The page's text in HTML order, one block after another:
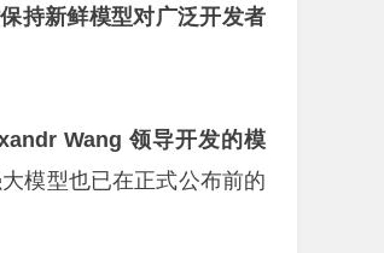
持新鲜模型对广泛开发者
Wang 领导开发的模
模型也已在正式公布前的